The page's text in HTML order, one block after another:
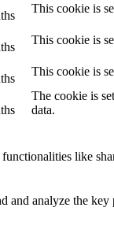
This cookie is
This cookie is
This cookie is
The cookie is
data.
like
and analyze the